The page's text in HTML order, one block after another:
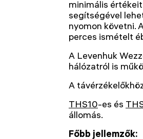
minimális
segítségével
nyomon követni.
perces ismételt
A Levenhuk
hálózatról is
A
THS10-es és
állomás.
Főbb jellemzők: